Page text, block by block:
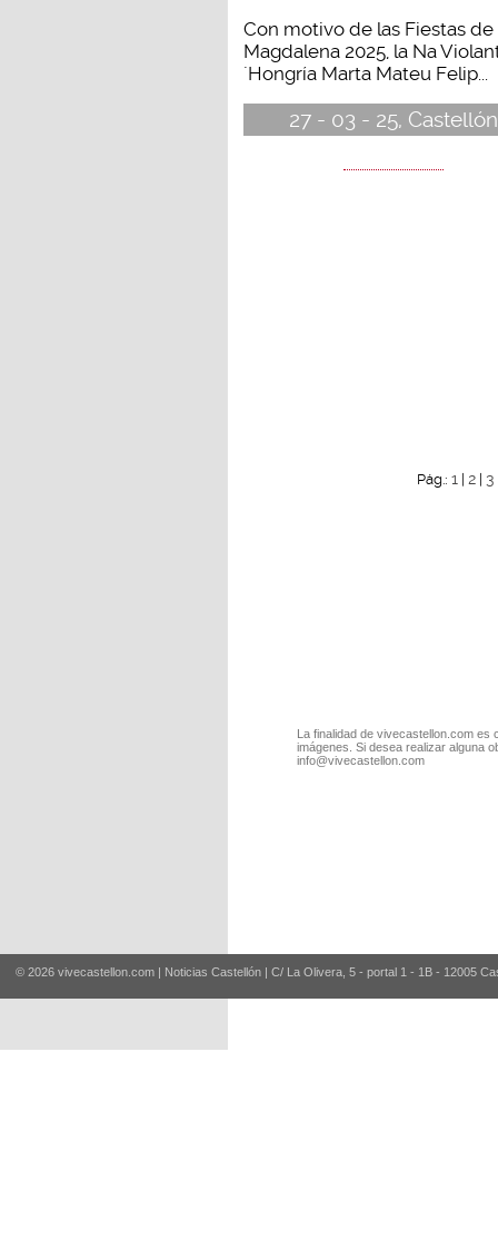
Con motivo de las Fiestas de
Magdalena 2025, la Na
´Hongría Marta Mateu Felip...
27 - 03 - 25, Castellón
Pág.:1 |2 3
La finalidad de vivecastellon.com
imágenes. Si desea realizar alguna
info@vivecastellon.com
© 2026 vivecastellon.com | Noticias Castellón | C/ La Olivera, 5 - portal 1 - 1B - 12005